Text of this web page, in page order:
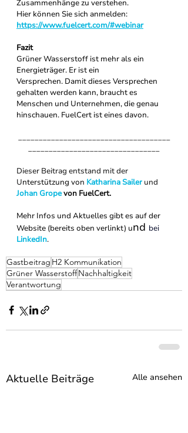
Zusammenhänge zu verstehen.
Hier können Sie sich anmelden:
https://www.fuelcert.com/#webinar
Fazit
Grüner Wasserstoff ist mehr als ein
Energieträger. Er ist ein
Versprechen. Damit dieses Versprechen
gehalten werden kann, braucht es
Menschen und Unternehmen, die genau
hinschauen. FuelCert ist eines davon.
_____________________________________
________________________________
Dieser Beitrag entstand mit der
Unterstützung von Katharina Sailer und
Johan Grope von FuelCert.
Mehr Infos und Aktuelles gibt es auf der
Website (bereits oben verlinkt) und bei
LinkedIn.
Gastbeitrag H2 Kommunikation
Grüner WasserstoffNachhaltigkeit
Verantwortung
Aktuelle Beiträge Alle ansehen